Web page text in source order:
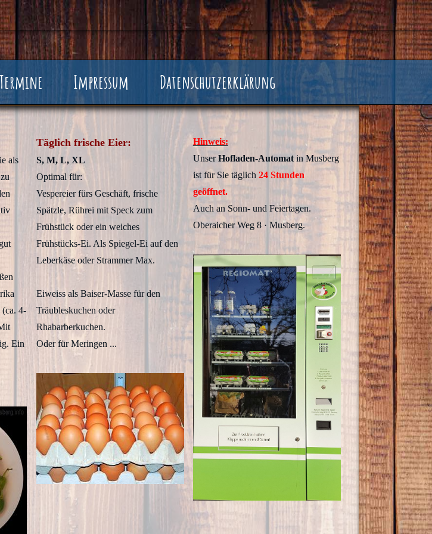
Termine Impressum Datenschutzerklärung
als
(ca. 4-
Ein
Täglich frische Eier:
S, M, L, XL
Optimal für:
Vespereier fürs Geschäft, frische
Spätzle, Rührei mit Speck zum
Frühstück oder ein weiches
Frühstücks-Ei. Als Spiegel-Ei auf den
Leberkäse oder Strammer Max.
Eiweiss als Baiser-Masse für den
Träubleskuchen oder
Rhabarberkuchen.
Oder für Meringen ...
Hinweis:
UnserHofladen-Automatin Musberg
ist für Sie täglich 24 Stunden
geöffnet.
Auch an Sonn- und Feiertagen.
Oberaicher Weg 8 · Musberg.